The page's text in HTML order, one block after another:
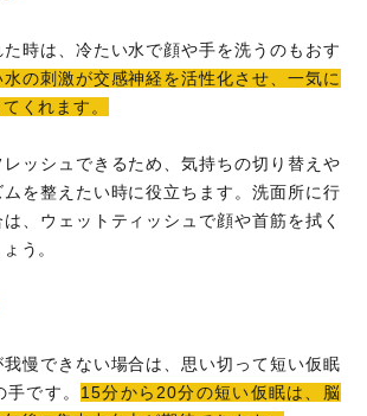
時は、冷たい水で顔や手を洗うのもおす
水の刺激が交感神経を活性化させ、一気に
くれます。
レッシュできるため、気持ちの切り替えや
を整えたい時に役立ちます。洗面所に行
、ウェットティッシュで顔や首筋を拭く
う。
慢できない場合は、思い切って短い仮眠
です。 15分から20分の短い仮眠は、脳